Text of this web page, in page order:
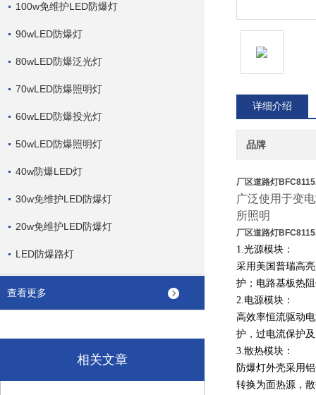
100w免维护LED防爆灯
90wLED防爆灯
80wLED防爆泛光灯
70wLED防爆照明灯
60wLED防爆投光灯
50wLED防爆照明灯
40w防爆LED灯
30w免维护LED防爆灯
20w免维护LED防爆灯
LED防爆路灯
查看更多
相关文章
详细介绍
品牌
厂区道路灯
广泛使用于变
所照明
厂区道路灯
1.光源模块：
采用美国普瑞高
护；电路基板热
2.电源模块：
高效率恒流驱动
护，过电流保护
3.散热模块：
防爆灯外壳采用
转换为面热源，